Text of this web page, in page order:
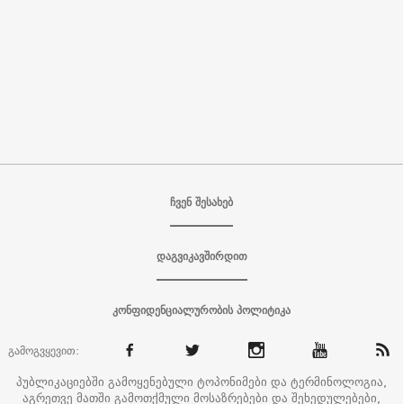
ჩვენ შესახებ
დაგვიკავშირდით
კონფიდენციალურობის პოლიტიკა
გამოგვყევით:
პუბლიკაციებში გამოყენებული ტოპონიმები და ტერმინოლოგია,
აგრეთვე მათში გამოთქმული მოსაზრებები და შეხედულებები,